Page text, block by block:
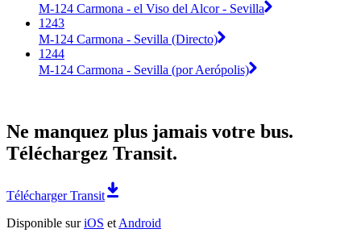
M-124 Carmona - el Viso del Alcor - Sevilla
1243
M-124 Carmona - Sevilla (Directo)
1244
M-124 Carmona - Sevilla (por Aerópolis)
Ne manquez plus jamais votre bus.
Téléchargez Transit.
Télécharger Transit
Disponible suriOS et Android